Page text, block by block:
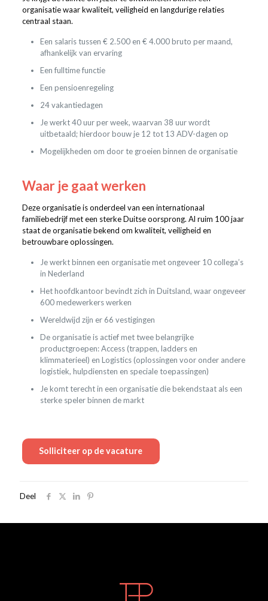
organisatie waar kwaliteit, veiligheid en langdurige relaties
centraal staan.
Een salaris tussen € 2.500 en € 4.000 bruto per maand,
afhankelijk van ervaring
Een fulltime functie
Een pensioenregeling
24 vakantiedagen
Je werkt 40 uur per week, waarvan 38 uur wordt
uitbetaald; hierdoor bouw je 12 tot 13 ADV-dagen op
Mogelijkheden om door te groeien binnen de organisatie
Waar je gaat werken
Deze organisatie is onderdeel van een internationaal
familiebedrijf met een sterke Duitse oorsprong. Al ruim 100 jaar
staat de organisatie bekend om kwaliteit, veiligheid en
betrouwbare oplossingen.
Je werkt binnen een organisatie met ongeveer 10 collega’s
in Nederland
Het hoofdkantoor bevindt zich in Duitsland, waar ongeveer
600 medewerkers werken
Wereldwijd zijn er 66 vestigingen
De organisatie is actief met twee belangrijke
productgroepen: Access (trappen, ladders en
klimmaterieel) en Logistics (oplossingen voor onder andere
logistiek, hulpdiensten en speciale toepassingen)
Je komt terecht in een organisatie die bekendstaat als een
sterke speler binnen de markt
Deel